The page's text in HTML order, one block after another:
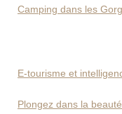
Camping dans les
E-tourisme et
Plongez dans la